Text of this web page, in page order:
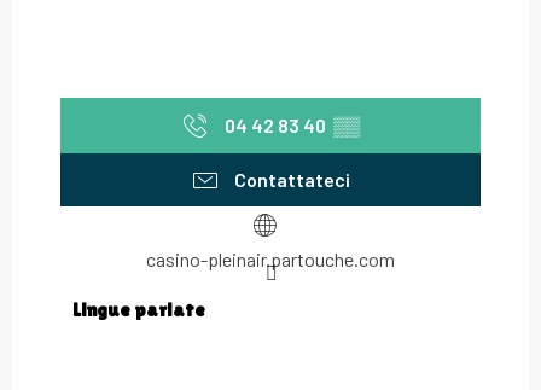
04 42 83 40 ▒▒
Contattateci
casino-pleinair.partouche.com
Lingue parlate
Lingue parlate